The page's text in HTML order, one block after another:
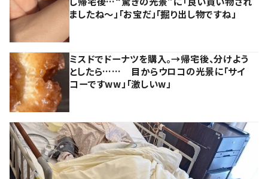
ましたね～」「お宝だ」「掘り出し物ですね」
ミスドでドーナツを購入。→帰宅後、分けよう
としたら…… 目からウロコの光景に「サイ
コーですww」「激しいw」